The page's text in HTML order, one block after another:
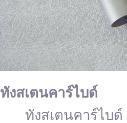
ทังสเตนคาร์ไบด์
ทังสเตนคาร์ไบด์ (